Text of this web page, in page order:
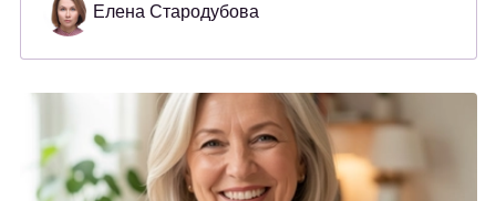
Елена Стародубова